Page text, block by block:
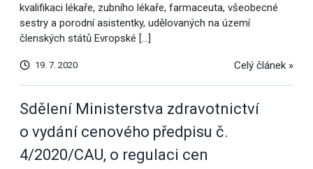
kvalifikaci lékaře, zubního lékaře, farmaceuta, všeobecné
sestry a porodní asistentky, udělovaných na území
členských států Evropské […]
19. 7. 2020 Celý článek »
Sdělení Ministerstva zdravotnictví
o vydání cenového předpisu č.
4/2020/CAU, o regulaci cen